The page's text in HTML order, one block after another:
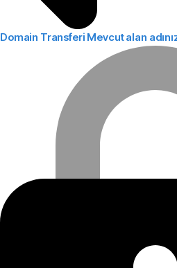
Domain Transferi Mevcut alan